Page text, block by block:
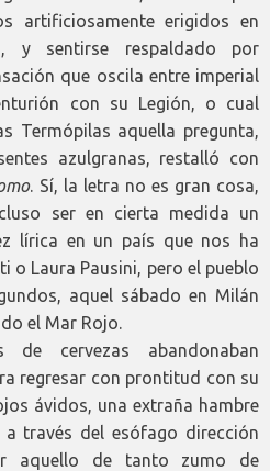
artificiosamente erigidos en
y sentirse respaldado por
que oscila entre imperial
con su Legión, o cual
Termópilas aquella pregunta,
azulgranas, restalló con
. Sí, la letra no es gran cosa,
ser en cierta medida un
lírica en un país que nos ha
o Laura Pausini, pero el pueblo
aquel sábado en Milán
el Mar Rojo.
de cervezas abandonaban
regresar con prontitud con su
ávidos, una extraña hambre
través del esófago dirección
aquello de tanto zumo de